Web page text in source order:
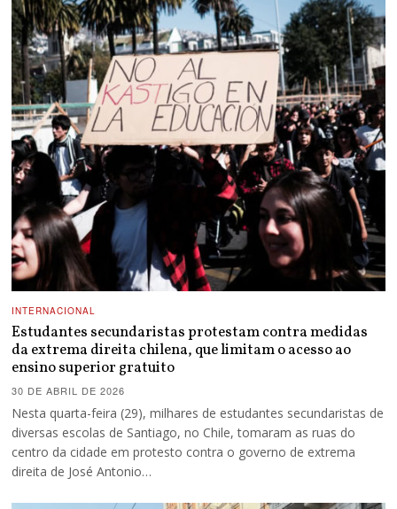
INTERNACIONAL
Estudantes secundaristas protestam contra medidas
da extrema direita chilena, que limitam o acesso ao
ensino superior gratuito
30 DE ABRIL DE 2026
Nesta quarta-feira (29), milhares de estudantes secundaristas de
diversas escolas de Santiago, no Chile, tomaram as ruas do
centro da cidade em protesto contra o governo de extrema
direita de José Antonio…